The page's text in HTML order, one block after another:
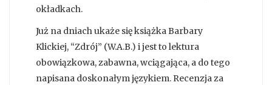
okładkach.
Już na dniach ukaże się książka Barbary
Klickiej, “Zdrój” (W.A.B.) i jest to lektura
obowiązkowa, zabawna, wciągająca, a do tego
napisana doskonałym językiem. Recenzja za